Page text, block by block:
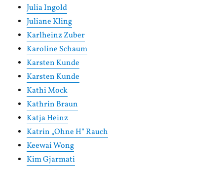
Julia Ingold
Juliane Kling
Karlheinz Zuber
Karoline Schaum
Karsten Kunde
Karsten Kunde
Kathi Mock
Kathrin Braun
Katja Heinz
Katrin „Ohne H“ Rauch
Keewai Wong
Kim Gjarmati